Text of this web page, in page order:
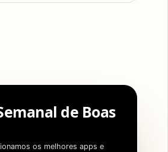
de Boas
os melhores apps e